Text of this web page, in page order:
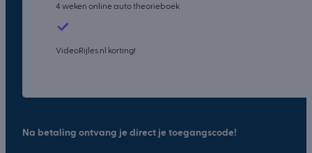
4 weken online auto theorieboek
VideoRijles.nl korting!
Na betaling ontvang je direct je toegangscode!